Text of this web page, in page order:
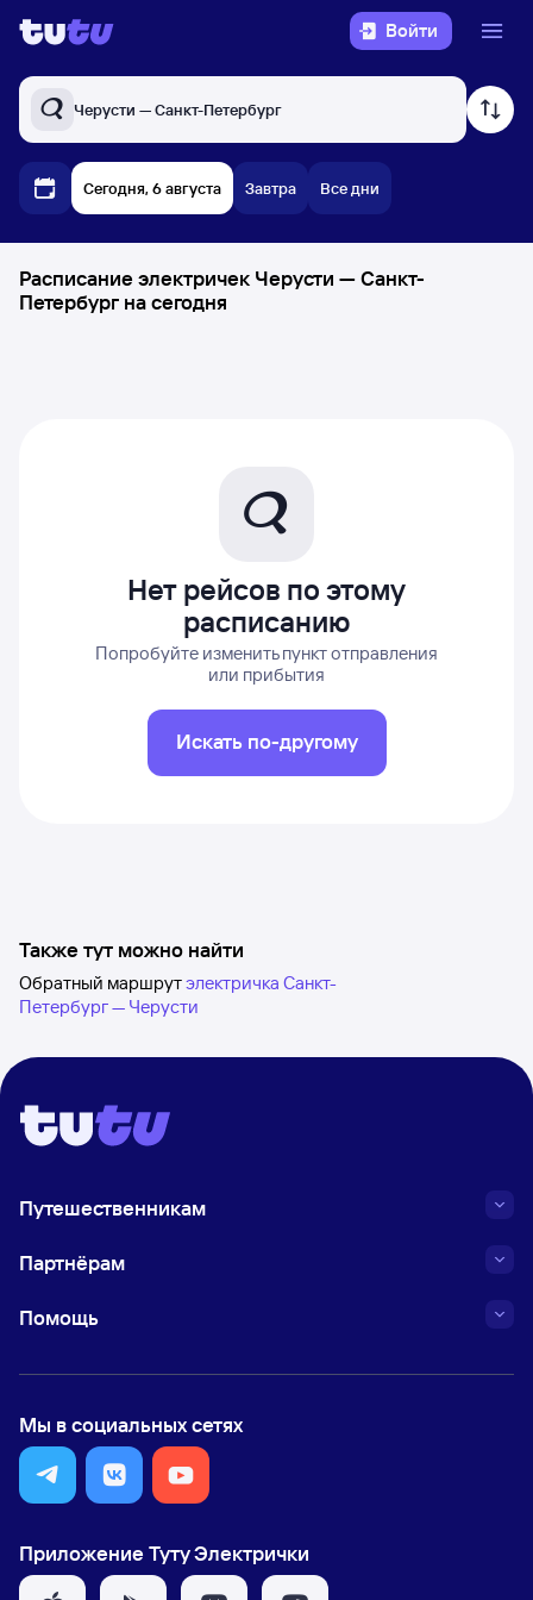
Войти
Черусти — Санкт-Петербург
Сегодня, 6 августа Завтра Все дни
Расписание электричек Черусти — Санкт-
Петербург на сегодня
Нет рейсов по этому
расписанию
Попробуйте изменить пункт отправления
или прибытия
Искать по-другому
Также тут можно найти
Обратный маршрутэлектричка Санкт-
Петербург — Черусти
Путешественникам
Партнёрам
Помощь
Мы в социальных сетях
Приложение Туту Электрички